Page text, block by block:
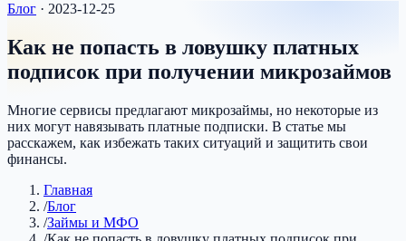
Блог · 2023-12-25
Как не попасть в ловушку платных
подписок при получении микрозаймов
Многие сервисы предлагают микрозаймы, но некоторые из
них могут навязывать платные подписки. В статье мы
расскажем, как избежать таких ситуаций и защитить свои
финансы.
Главная
/Блог
/Займы и МФО